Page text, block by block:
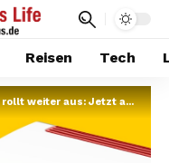
Reisen Tech
auch für FritzBox 7510, 5530 Fiber und zwei Repeater